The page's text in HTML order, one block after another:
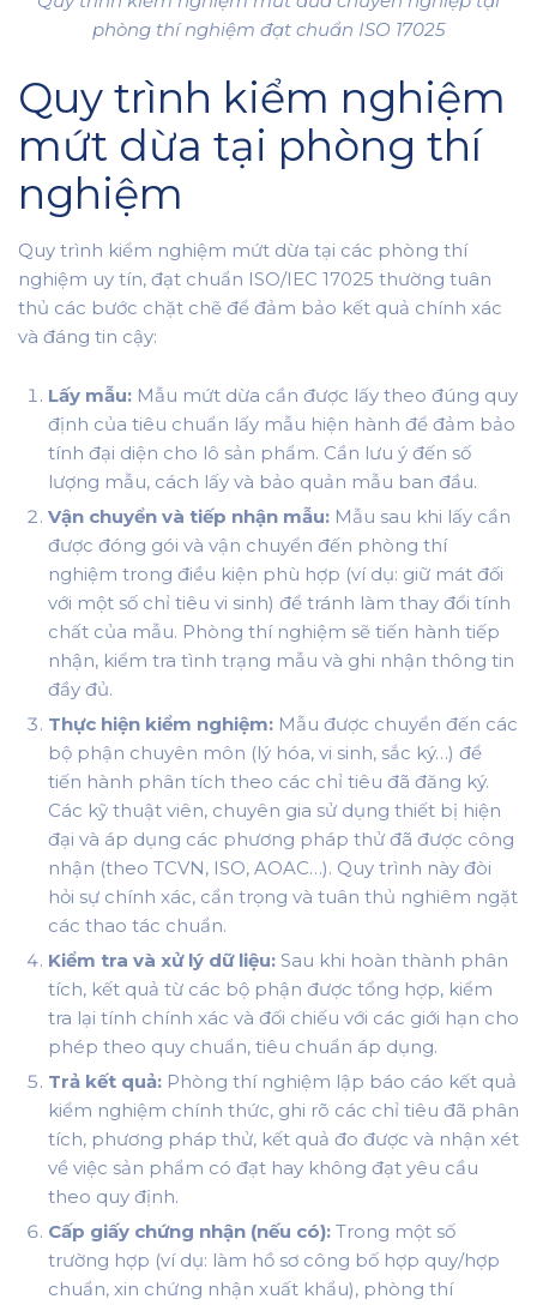
phòng thí nghiệm đạt chuẩn ISO 17025
Quy trình kiểm nghiệm
mứt dừa tại phòng thí
nghiệm
Quy trình kiểm nghiệm mứt dừa tại các phòng thí
nghiệm uy tín, đạt chuẩn ISO/IEC 17025 thường tuân
thủ các bước chặt chẽ để đảm bảo kết quả chính xác
và đáng tin cậy:
Lấy mẫu: Mẫu mứt dừa cần được lấy theo đúng quy
định của tiêu chuẩn lấy mẫu hiện hành để đảm bảo
tính đại diện cho lô sản phẩm. Cần lưu ý đến số
lượng mẫu, cách lấy và bảo quản mẫu ban đầu.
Vận chuyển và tiếp nhận mẫu: Mẫu sau khi lấy cần
được đóng gói và vận chuyển đến phòng thí
nghiệm trong điều kiện phù hợp (ví dụ: giữ mát đối
với một số chỉ tiêu vi sinh) để tránh làm thay đổi tính
chất của mẫu. Phòng thí nghiệm sẽ tiến hành tiếp
nhận, kiểm tra tình trạng mẫu và ghi nhận thông tin
đầy đủ.
Thực hiện kiểm nghiệm: Mẫu được chuyển đến các
bộ phận chuyên môn (lý hóa, vi sinh, sắc ký…) để
tiến hành phân tích theo các chỉ tiêu đã đăng ký.
Các kỹ thuật viên, chuyên gia sử dụng thiết bị hiện
đại và áp dụng các phương pháp thử đã được công
nhận (theo TCVN, ISO, AOAC…). Quy trình này đòi
hỏi sự chính xác, cẩn trọng và tuân thủ nghiêm ngặt
các thao tác chuẩn.
Kiểm tra và xử lý dữ liệu: Sau khi hoàn thành phân
tích, kết quả từ các bộ phận được tổng hợp, kiểm
tra lại tính chính xác và đối chiếu với các giới hạn cho
phép theo quy chuẩn, tiêu chuẩn áp dụng.
Trả kết quả: Phòng thí nghiệm lập báo cáo kết quả
kiểm nghiệm chính thức, ghi rõ các chỉ tiêu đã phân
tích, phương pháp thử, kết quả đo được và nhận xét
về việc sản phẩm có đạt hay không đạt yêu cầu
theo quy định.
Cấp giấy chứng nhận (nếu có): Trong một số
trường hợp (ví dụ: làm hồ sơ công bố hợp quy/hợp
chuẩn, xin chứng nhận xuất khẩu), phòng thí